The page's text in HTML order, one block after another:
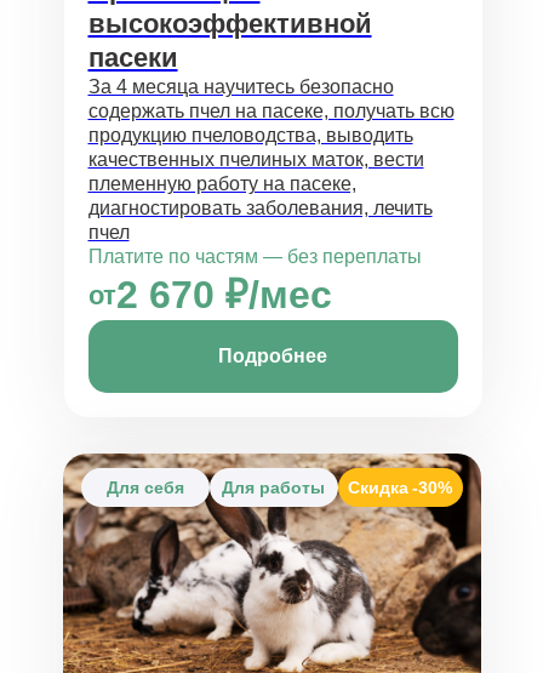
высокоэффективной
пасеки
За 4 месяца научитесь безопасно
содержать пчел на пасеке, получать всю
продукцию пчеловодства, выводить
качественных пчелиных маток, вести
племенную работу на пасеке,
диагностировать заболевания, лечить
пчел
Платите по частям — без переплаты
от2 670 ₽/мес
Подробнее
Для себя Для работы Скидка -30%